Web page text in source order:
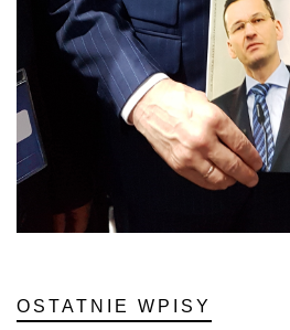
OSTATNIE WPISY